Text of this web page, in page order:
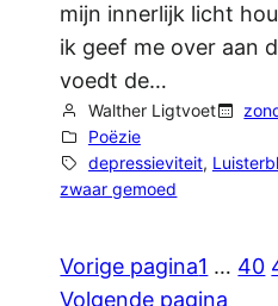
mijn innerlijk licht
ik geef me over aan
voedt de…
Walther Ligtvoet
Poëzie
depressieviteit,
zwaar gemoed
Vorige pagina1 … 40
Volgende pagina